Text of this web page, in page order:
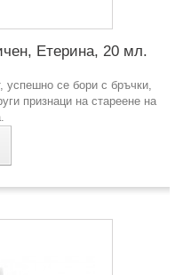
Етерина, 20 мл.
се бори с бръчки,
признаци на стареене на